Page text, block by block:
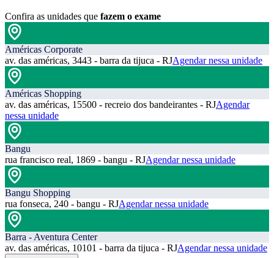
Confira as unidades que fazem o exame
Américas Corporate
av. das américas, 3443 - barra da tijuca - RJAgendar nessa unidade
Américas Shopping
av. das américas, 15500 - recreio dos bandeirantes - RJAgendar
nessa unidade
Bangu
rua francisco real, 1869 - bangu - RJAgendar nessa unidade
Bangu Shopping
rua fonseca, 240 - bangu - RJAgendar nessa unidade
Barra - Aventura Center
av. das américas, 10101 - barra da tijuca - RJAgendar nessa unidade